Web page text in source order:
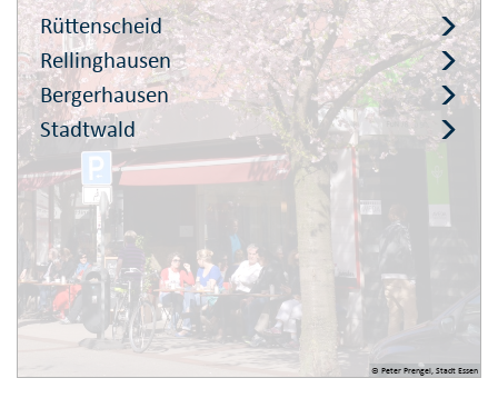
© Peter Prengel, Stadt Essen
Rüttenscheid
Rellinghausen
Bergerhausen
Stadtwald